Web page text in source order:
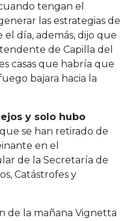
tengan el
las estrategias de
día, además, dijo que
de Capilla del
casas que habría que
bajara hacia la
y solo hubo
se han retirado de
en el
de la Secretaría de
Catástrofes y
de la mañana Vignetta